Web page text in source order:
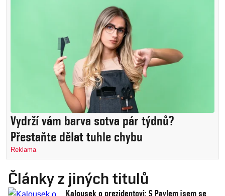
Vydrží vám barva sotva pár týdnů?
Přestaňte dělat tuhle chybu
Reklama
Články z jiných titulů
Kalousek o prezidentovi: S Pavlem jsem se